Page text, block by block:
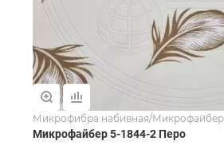
Микрофибра набивная/Микрофайбер
Микрофайбер 5-1844-2 Перо